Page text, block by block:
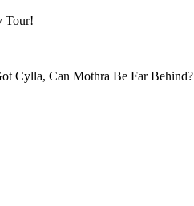
Tour!
Cylla, Can Mothra Be Far Behind?